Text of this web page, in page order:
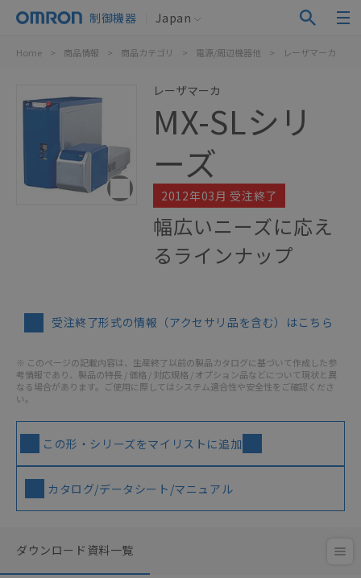
制御機器 Japan
Home > 商品情報 > 商品カテゴリ > 電源/周辺機器他 > レーザマーカ
レーザマーカ
MX-SLシリ
ーズ
2012年03月 受注終了
幅広いニーズに応え
るラインナップ
受注終了形式の情報（アクセサリ品を含む）はこちら
※ このページの記載内容は、生産終了以前の製品カタログに基づいて作成した参
考情報であり、製品の特長 / 価格 / 対応規格 / オプション品などについて現状と異
なる場合があります。ご使用に際してはシステム適合性や安全性をご確認くださ
い。
この形・シリーズをマイリストに追加
カタログ/データシート/マニュアル
ダウンロード資料一覧